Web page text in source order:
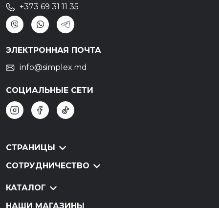
+373 69 31 11 35
ЭЛЕКТРОННАЯ ПОЧТА
info@simplex.md
СОЦИАЛЬНЫЕ СЕТИ
СТРАНИЦЫ
СОТРУДНИЧЕСТВО
КАТАЛОГ
НАШИ МАГАЗИНЫ